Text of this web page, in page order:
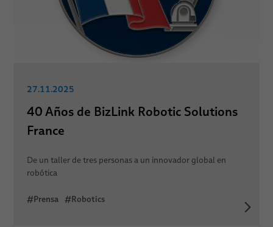
27.11.2025
40 Años de BizLink Robotic Solutions
France
De un taller de tres personas a un innovador global en
robótica
#Prensa #Robotics